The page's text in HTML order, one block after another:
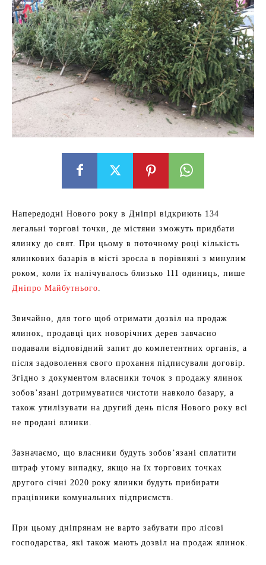
Напередодні Нового року в Дніпрі відкриють 134
легальні торгові точки, де містяни зможуть придбати
ялинку до свят. При цьому в поточному році кількість
ялинкових базарів в місті зросла в порівняні з минулим
роком, коли їх налічувалось близько 111 одиниць, пише
Дніпро Майбутнього.
Звичайно, для того щоб отримати дозвіл на продаж
ялинок, продавці цих новорічних дерев завчасно
подавали відповідний запит до компетентних органів, а
після задоволення свого прохання підписували договір.
Згідно з документом власники точок з продажу ялинок
зобов’язані дотримуватися чистоти навколо базару, а
також утилізувати на другий день після Нового року всі
не продані ялинки.
Зазначаємо, що власники будуть зобов’язані сплатити
штраф утому випадку, якщо на їх торгових точках
другого січні 2020 року ялинки будуть прибирати
працівники комунальних підприємств.
При цьому дніпрянам не варто забувати про лісові
господарства, які також мають дозвіл на продаж ялинок.